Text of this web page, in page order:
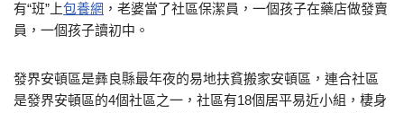
有“班”上包養網 ，老婆當了社區保潔員，一個孩子在藥店做發賣
員，一個孩子讀初中。
發界安頓區是彝良縣最年夜的易地扶貧搬家安頓區，連合社區
是發界安頓區的4個社區之一，社區有18個居平易近小組，棲身